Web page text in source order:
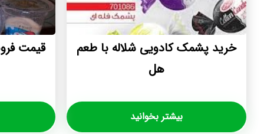
خرید پشمک کادویی شلاله با طعم
هل
بیشتر بخوانید
قیمت